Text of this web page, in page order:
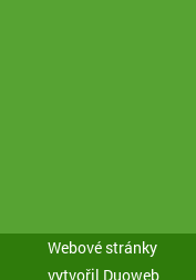
Webové stránky
vytvořil Duoweb